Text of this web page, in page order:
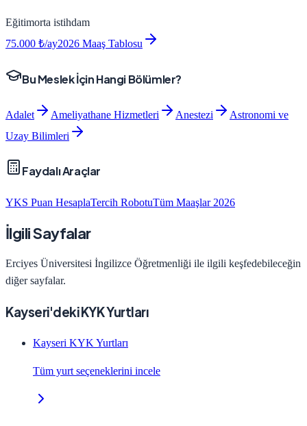
Eğitimorta istihdam
75.000 ₺/ay2026 Maaş Tablosu
Bu Meslek İçin Hangi Bölümler?
Adalet Ameliyathane Hizmetleri Anestezi
Astronomi ve
Uzay Bilimleri
Faydalı Araçlar
YKS Puan HesaplaTercih RobotuTüm Maaşlar 2026
İlgili Sayfalar
Erciyes Üniversitesi İngilizce Öğretmenliği ile ilgili keşfedebileceğin
diğer sayfalar.
Kayseri'deki KYK Yurtları
Kayseri KYK Yurtları
Tüm yurt seçeneklerini incele